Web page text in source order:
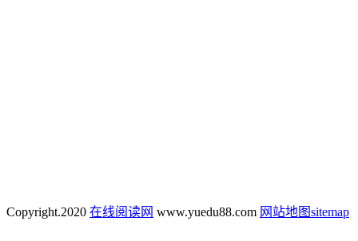
Copyright.2020 在线阅读网 www.yuedu88.com 网站地图sitemap